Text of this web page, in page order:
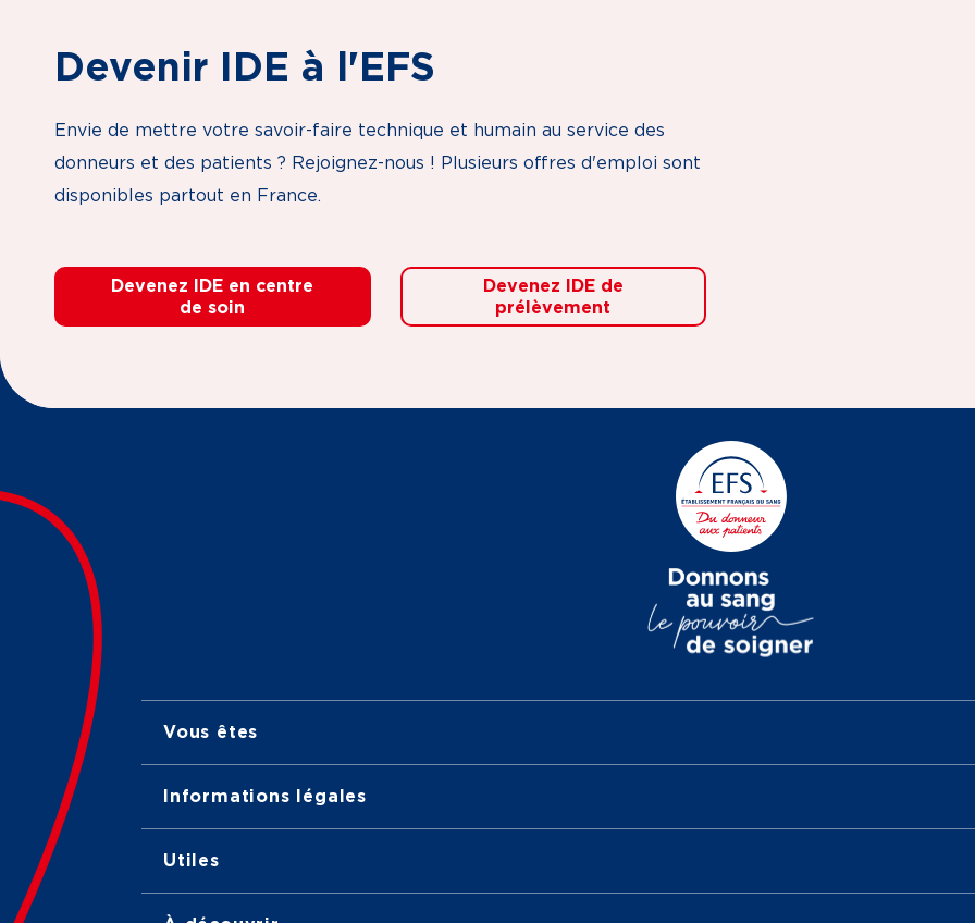
Devenir IDE à l'EFS
Envie de mettre votre savoir-faire technique et humain au service des
donneurs et des patients ? Rejoignez-nous ! Plusieurs offres d'emploi sont
disponibles partout en France.
Devenez IDE en centre
de soin
Devenez IDE de
prélèvement
Vous êtes
Informations légales
Utiles